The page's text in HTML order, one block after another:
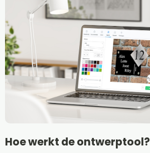
Hoe werkt de ontwerptool?